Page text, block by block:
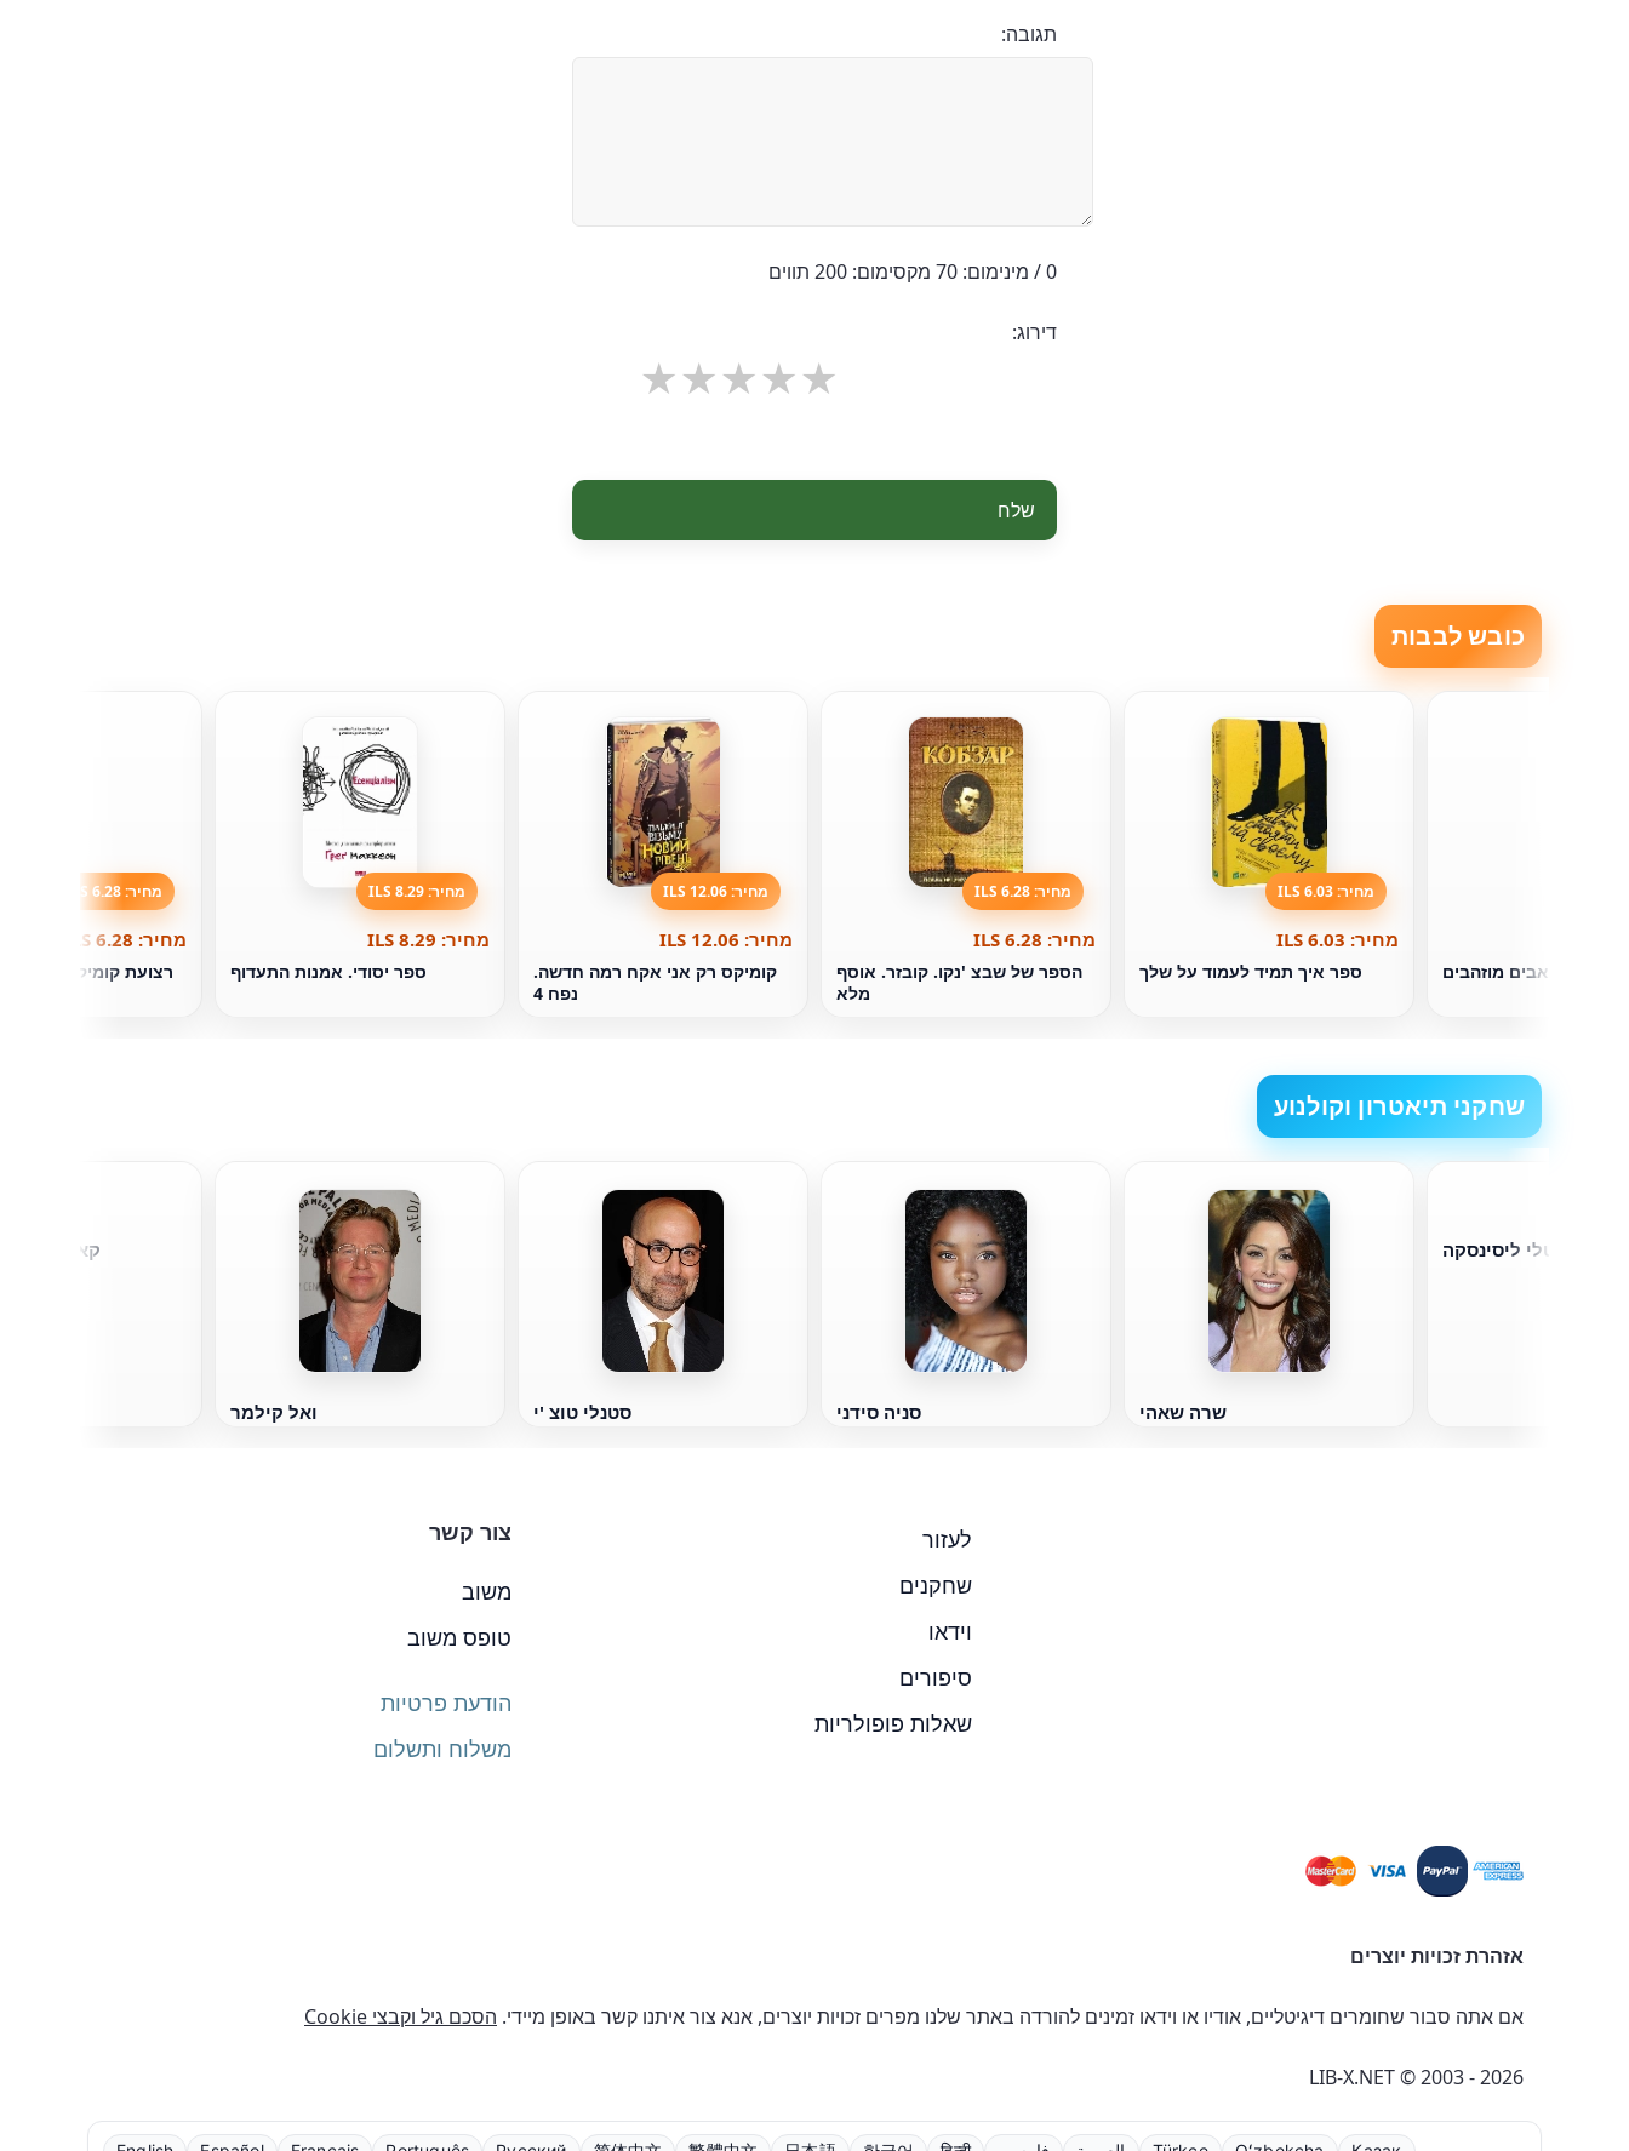
תגובה:
0 / מינימום: 70 מקסימום: 200 תווים
דירוג:
שלח
כובש לבבות
מחיר: 6.28 ILS
מחיר: 6.28 ILS
רצועת קומיקס
מחיר: 8.29 ILS
מחיר: 8.29 ILS
ספר יסודי. אמנות התעדוף
מחיר: 12.06 ILS
מחיר: 12.06 ILS
קומיקס רק אני אקח רמה חדשה.
נפח 4
מחיר: 6.28 ILS
מחיר: 6.28 ILS
הספר של שבצ 'נקו. קובזר. אוסף
מלא
מחיר: 6.03 ILS
מחיר: 6.03 ILS
ספר איך תמיד לעמוד על שלך ספר זאבים מוזהבים
שחקני תיאטרון וקולנוע
קארי
ואל קילמר סטנלי טוצ 'י סניה סידני שרה שאהי
נטלי ליסינסקה
צור קשר
משוב
טופס משוב
הודעת פרטיות
משלוח ותשלום
לעזור
שחקנים
וידאו
סיפורים
שאלות פופולריות
אזהרת זכויות יוצרים
אם אתה סבור שחומרים דיגיטליים, אודיו או וידאו זמינים להורדה באתר שלנו מפרים זכויות יוצרים, אנא צור איתנו קשר באופן מיידי. הסכם גיל וקבצי Cookie
LIB-X.NET © 2003 - 2026